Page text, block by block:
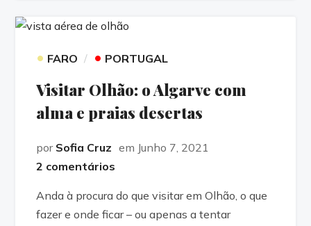
• FARO • PORTUGAL
Visitar Olhão: o Algarve com
alma e praias desertas
por Sofia Cruz em Junho 7, 2021
2 comentários
Anda à procura do que visitar em Olhão, o que
fazer e onde ficar – ou apenas a tentar